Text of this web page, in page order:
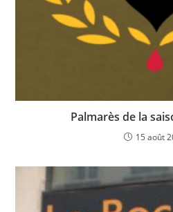
Palmarès de la
15 août